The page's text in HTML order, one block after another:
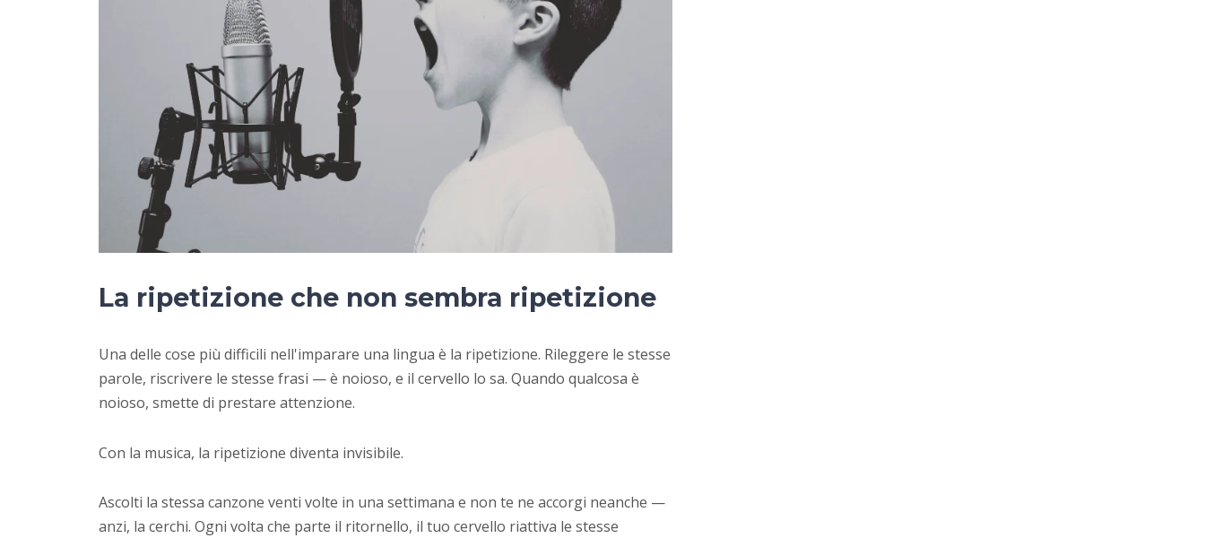
La ripetizione che non sembra ripetizione
Una delle cose più difficili nell'imparare una lingua è la ripetizione. Rileggere le stesse
parole, riscrivere le stesse frasi — è noioso, e il cervello lo sa. Quando qualcosa è
noioso, smette di prestare attenzione.
Con la musica, la ripetizione diventa invisibile.
Ascolti la stessa canzone venti volte in una settimana e non te ne accorgi neanche —
anzi, la cerchi. Ogni volta che parte il ritornello, il tuo cervello riattiva le stesse